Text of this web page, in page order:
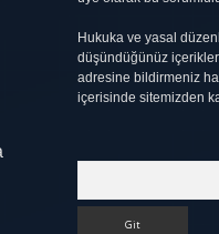
Hukuka ve yasal
düşündüğünüz
adresine bildirmeniz
içerisinde sitemizden